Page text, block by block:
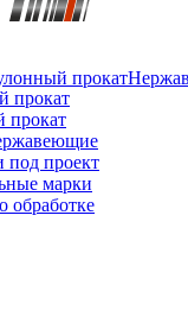
прокат
прокат
под проект
марки
обработке
прокат